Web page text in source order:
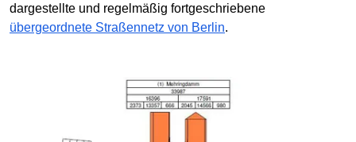
dargestellte und regelmäßig fortgeschriebene
übergeordnete Straßennetz von Berlin.